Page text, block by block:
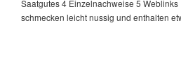
Saatgutes 4 Einzelnachweise 5 Weblinks
schmecken leicht nussig und enthalten